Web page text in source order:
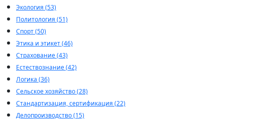
Экология (53)
Политология (51)
Спорт (50)
Этика и этикет (46)
Страхование (43)
Естествознание (42)
Логика (36)
Сельское хозяйство (28)
Стандартизация, сертификация (22)
Делопроизводство (15)